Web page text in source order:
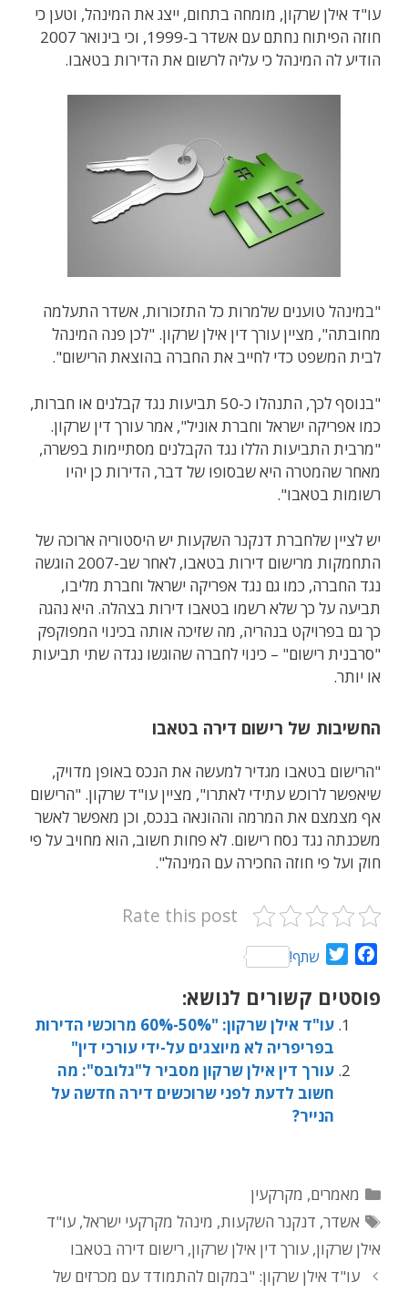
עו"ד אילן שרקון, מומחה בתחום, ייצג את המינהל, וטען כי
חוזה הפיתוח נחתם עם אשדר ב-1999, וכי בינואר 2007
הודיע לה המינהל כי עליה לרשום את הדירות בטאבו.
"במינהל טוענים שלמרות כל התזכורות, אשדר התעלמה
מחובתה", מציין עורך דין אילן שרקון. "לכן פנה המינהל
לבית המשפט כדי לחייב את החברה בהוצאת הרישום".
"בנוסף לכך, התנהלו כ-50 תביעות נגד קבלנים או חברות,
כמו אפריקה ישראל וחברת אוניל", אמר עורך דין שרקון.
"מרבית התביעות הללו נגד הקבלנים מסתיימות בפשרה,
מאחר שהמטרה היא שבסופו של דבר, הדירות כן יהיו
רשומות בטאבו".
יש לציין שלחברת דנקנר השקעות יש היסטוריה ארוכה של
התחמקות מרישום דירות בטאבו, לאחר שב-2007 הוגשה
נגד החברה, כמו גם נגד אפריקה ישראל וחברת מליבו,
תביעה על כך שלא רשמו בטאבו דירות בצהלה. היא נהגה
כך גם בפרויקט בנהריה, מה שזיכה אותה בכינוי המפוקפק
"סרבנית רישום" – כינוי לחברה שהוגשו נגדה שתי תביעות
או יותר.
החשיבות של רישום דירה בטאבו
"הרישום בטאבו מגדיר למעשה את הנכס באופן מדויק,
שיאפשר לרוכש עתידי לאתרו", מציין עו"ד שרקון. "הרישום
אף מצמצם את המרמה וההונאה בנכס, וכן מאפשר לאשר
משכנתה נגד נסח רישום. לא פחות חשוב, הוא מחויב על פי
חוק ועל פי חוזה החכירה עם המינהל".
Rate this post
c
e
o
T
i
t
t
e
r
שתף!
פוסטים קשורים לנושא:
עו"ד אילן שרקון: "50%-60% מרוכשי הדירות
בפריפריה לא מיוצגים על-ידי עורכי דין"
עורך דין אילן שרקון מסביר ל"גלובס": מה
חשוב לדעת לפני שרוכשים דירה חדשה על
הנייר?
קטגוריות
מאמרים, מקרקעין
תגיות
אשדר, דנקנר השקעות, מינהל מקרקעי ישראל,עו"ד
אילן שרקון, עורך דין אילן שרקון, רישום דירה בטאבו
עו"ד אילן שרקון: "במקום להתמודד עם מכרזים של